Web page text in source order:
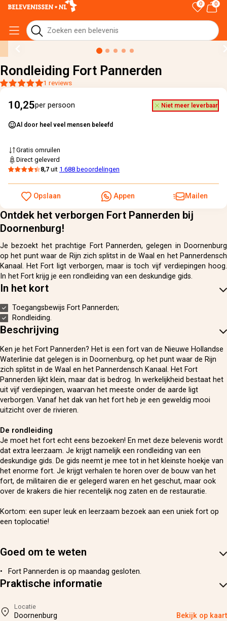
0 0
› Rondleiding Fort Pannerden
Rondleiding Fort Pannerden
1 reviews
Ontdek het verborgen Fort Pannerden bij
Doornenburg!
Je bezoekt het prachtige Fort Pannerden, gelegen in Doornenburg
op het punt waar de Rijn zich splitst in de Waal en het Pannerdensch
Kanaal. Het Fort ligt verborgen, maar is toch vijf verdiepingen hoog.
In het Fort krijg je een rondleiding van een deskundige gids.
In het kort
Toegangsbewijs Fort Pannerden;
Rondleiding.
Beschrijving
Ken je het Fort Pannerden? Het is een fort van de Nieuwe Hollandse
Waterlinie dat gelegen is in Doornenburg, op het punt waar de Rijn
zich splitst in de Waal en het Pannerdensch Kanaal. Het Fort
Pannerden lijkt klein, maar dat is bedrog. In werkelijkheid bestaat het
uit vijf verdiepingen, waarvan het meeste onder de aarde ligt
verborgen. Vanaf het dak van het fort heb je een geweldig mooi
uitzicht over de rivieren.
De rondleiding
Je moet het fort echt eens bezoeken! En met deze belevenis wordt
dat extra leerzaam. Je krijgt namelijk een rondleiding van een
deskundige gids. De gids neemt je mee tot in het kleinste hoekje van
het enorme fort. Je krijgt verhalen te horen over de bouw van het
fort, de militairen die er gelegerd waren en het geschut, maar ook
over de krakers die hier recentelijk nog zaten en de restauratie.
Kortom: een super leuk en leerzaam bezoek aan een uniek fort op
een toplocatie!
Goed om te weten
Fort Pannerden is op maandag gesloten.
Praktische informatie
Locatie
Doornenburg Bekijk op kaart
10,25per persoon Niet meer leverbaar
Al door heel veel mensen beleefd
Gratis omruilen
Direct geleverd
8,7 uit 1.688 beoordelingen
Opslaan Appen Mailen